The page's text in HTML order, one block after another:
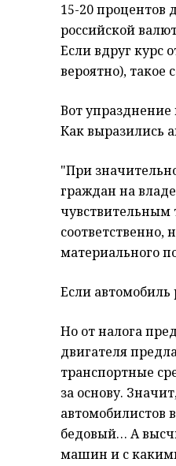
15-20 процентов
российской
Если вдруг курс
вероятно), такое
Вот упразднение
Как выразились
"При
граждан на
чувствительным
материального
Если
Но от налога
двигателя
транспортные
за основу.
автомобилистов
бедовый… А
машин и с